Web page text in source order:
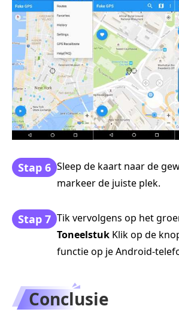
Stap 6 Sleep de kaart naar de
markeer de juiste plek.
Stap 7 Tik vervolgens op het
Toneelstuk Klik op de
functie op je Android-
Conclusie